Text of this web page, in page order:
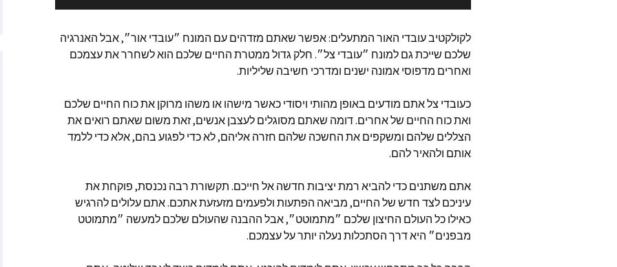
רומי וייזר
ד״ר מריה האטני
סליה פן מאתר Starchild
Global
דיאן קת׳רין מאתר
Empaths Empowered
פמלה קריב – מתקשרת
לקולקטיב עובדי האור המתעלים:אפשר שאתם מזדהים עם המונח ״עובדי אור״,אבל האנרגיה
שלכם שייכת גם למונח ״עובדי צל״. חלק גדול ממטרת החיים שלכם הוא לשחרר את עצמכם
ואחרים מדפוסי אמונה ישנים ומדרכי חשיבה שליליות.
כעובדי צל אתם מודעים באופן מהותי ויסודי כאשר מישהו או משהו מרוקן את כוח החיים שלכם
ואת כוח החיים של אחרים.דומה שאתם מסוגלים לעצבן אנשים,זאת משום שאתם רואים את
הצללים שלהם ומשקפים את החשכה שלהם חזרה אליהם,לא כדי לפגוע בהם,אלא כדי ללמד
אותם ולהאיר להם.
אתם משתנים כדי להביא רמת יציבות חדשה אל חייכם. תקשורת רבה נכנסת, פוקחת את
עיניכם לצד חדש של החיים, מביאה הפתעות ולפעמים מזעזעת אתכם.אתם עלולים להרגיש
כאילו כל העולם החיצון שלכם ״מתמוטט״,אבל ההבנה שהעולם שלכם למעשה ״מתמוטט
מבפנים״ היא דרך הסתכלות נעלה יותר על עצמכם.